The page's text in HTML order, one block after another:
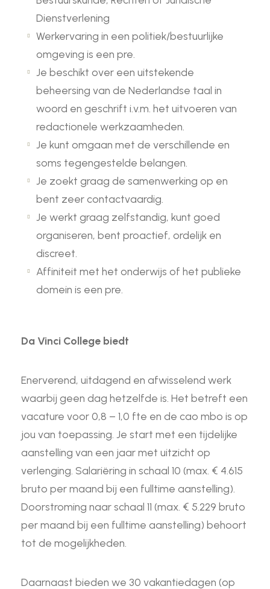
Dienstverlening
Werkervaring in een politiek/bestuurlijke
omgeving is een pre.
Je beschikt over een uitstekende
beheersing van de Nederlandse taal in
woord en geschrift i.v.m. het uitvoeren van
redactionele werkzaamheden.
Je kunt omgaan met de verschillende en
soms tegengestelde belangen.
Je zoekt graag de samenwerking op en
bent zeer contactvaardig.
Je werkt graag zelfstandig, kunt goed
organiseren, bent proactief, ordelijk en
discreet.
Affiniteit met het onderwijs of het publieke
domein is een pre.
Da Vinci College biedt
Enerverend, uitdagend en afwisselend werk
waarbij geen dag hetzelfde is. Het betreft een
vacature voor 0,8 – 1,0 fte en de cao mbo is op
jou van toepassing. Je start met een tijdelijke
aanstelling van een jaar met uitzicht op
verlenging. Salariëring in schaal 10 (max. € 4.615
bruto per maand bij een fulltime aanstelling).
Doorstroming naar schaal 11 (max. € 5.229 bruto
per maand bij een fulltime aanstelling) behoort
tot de mogelijkheden.
Daarnaast bieden we 30 vakantiedagen (op